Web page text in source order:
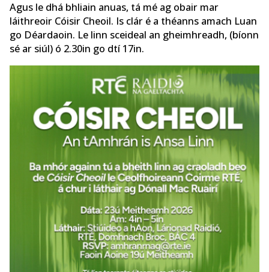
Agus le dhá bhliain anuas, tá mé ag obair mar
láithreoir Cóisir Cheoil. Is clár é a théanns amach Luan
go Déardaoin. Le linn sceideal an gheimhreadh, (bíonn
sé ar siúl) ó 2.30in go dtí 17in.